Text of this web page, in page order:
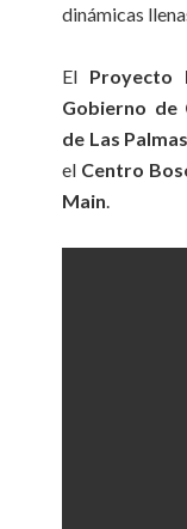
dinámicas
El Proyecto
Gobierno de
de Las
el Centro
Main.